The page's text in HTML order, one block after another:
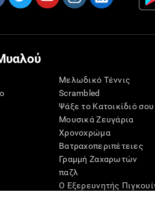
Μελωδικό Τέννις
Scrambled
Ψάξε το Κατοικίδιό σου
Μουσικά Ζευγάρια
Χρονοχρώμα
Βατραχοπεριπέτειες
Γραμμή Ζαχαρωτών
παζλ
Ο Εξερευνητής